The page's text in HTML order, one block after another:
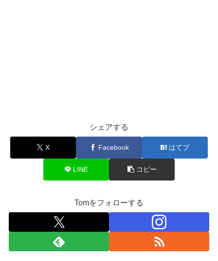
シェアする
X Facebook はてブ
LINE コピー
Tomをフォローする